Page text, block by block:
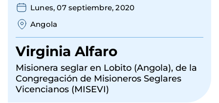
Lunes, 07 septiembre, 2020
Angola
Virginia Alfaro
Misionera seglar en Lobito (Angola), de la
Congregación de Misioneros Seglares
Vicencianos (MISEVI)